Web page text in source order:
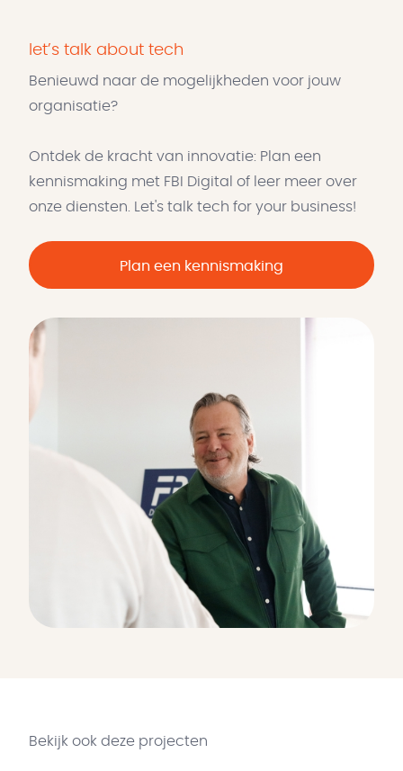
let’s talk about tech
Benieuwd naar de mogelijkheden voor jouw
organisatie?
Ontdek de kracht van innovatie: Plan een
kennismaking met FBI Digital of leer meer over
onze diensten. Let's talk tech for your business!
Plan een kennismaking
Bekijk ook deze projecten